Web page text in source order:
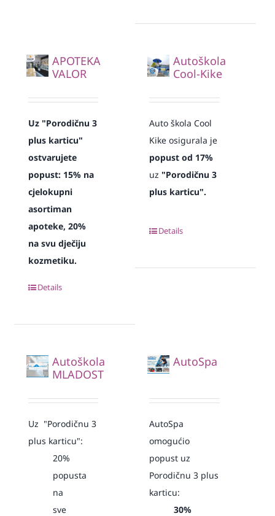
APOTEKA
VALOR
Uz "Porodičnu 3
plus karticu"
ostvarujete
popust: 15% na
cjelokupni
asortiman
apoteke, 20%
na svu dječiju
kozmetiku.
Details
Autoškola
Cool-Kike
Auto škola Cool
Kike osigurala je
popust od 17%
uz"Porodičnu 3
plus karticu".
Details
Autoškola
MLADOST
Uz "Porodičnu 3
plus karticu":
20%
popusta
na
sve
AutoSpa
AutoSpa
omogućio
popust uz
Porodičnu 3 plus
karticu:
30%